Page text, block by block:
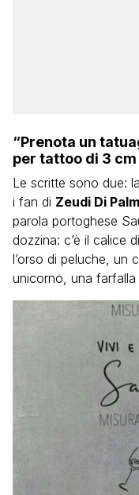
“Prenota un
per tattoo di 3 cm
Le scritte sono due:
i fan di Zeudi Di
parola portoghese
dozzina: c’è il calice
l’orso di peluche, un
unicorno, una